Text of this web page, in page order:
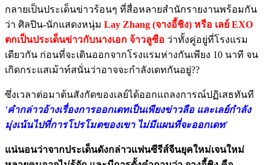
กลายเป็นประเด็นข่าวร้อนๆ ที่สื่อหลายสำนักรายงานพร้อมกัน
ว่า ศิลปิน-นักแสดงหนุ่ม Lay Zhang (จางอี้ชิง) หรือ เลย์ EXO
ตกเป็นประเด็นข่าวกับนางเอก จ้าวลูซือ ว่าทั้งคู่อยู่ที่โรงแรม
เดียวกัน ก่อนที่จะเดินออกจากโรงแรมห่างกันเพียง 10 นาที จน
เกิดกระแสเม้าท์สนั่นว่าอาจจะกำลังเดทกันอยู่??
ซึ่งเวลาต่อมาต้นสังกัดของเลย์ได้ออกแถลงการณ์ปฏิเสธทันที
'คำกล่าวอ้างเรื่องการออกเดทเป็นเพียงข่าวลือ และเลย์กำลัง
มุ่งเน้นไปที่การโปรโมตของเขา ไม่มีแผนที่จะออกเดท'
แน่นอนว่าจากประเด็นดังกล่าวแฟนซีรีส์จีนยุคใหม่เจนใหม่